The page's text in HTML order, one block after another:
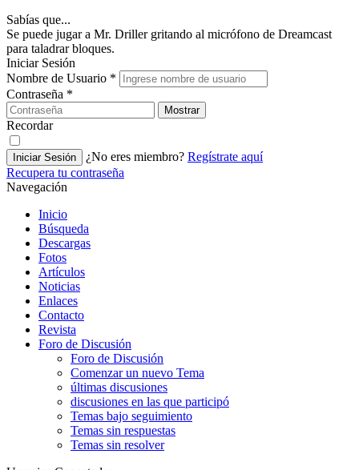
Sabías que...
Se puede jugar a Mr. Driller gritando al micrófono de Dreamcast
para taladrar bloques.
Iniciar Sesión
Nombre de Usuario *
Contraseña *
Mostrar
Recordar
Iniciar Sesión ¿No eres miembro? Regístrate aquí
Recupera tu contraseña
Navegación
Inicio
Búsqueda
Descargas
Fotos
Artículos
Noticias
Enlaces
Contacto
Revista
Foro de Discusión
Foro de Discusión
Comenzar un nuevo Tema
últimas discusiones
discusiones en las que participó
Temas bajo seguimiento
Temas sin respuestas
Temas sin resolver